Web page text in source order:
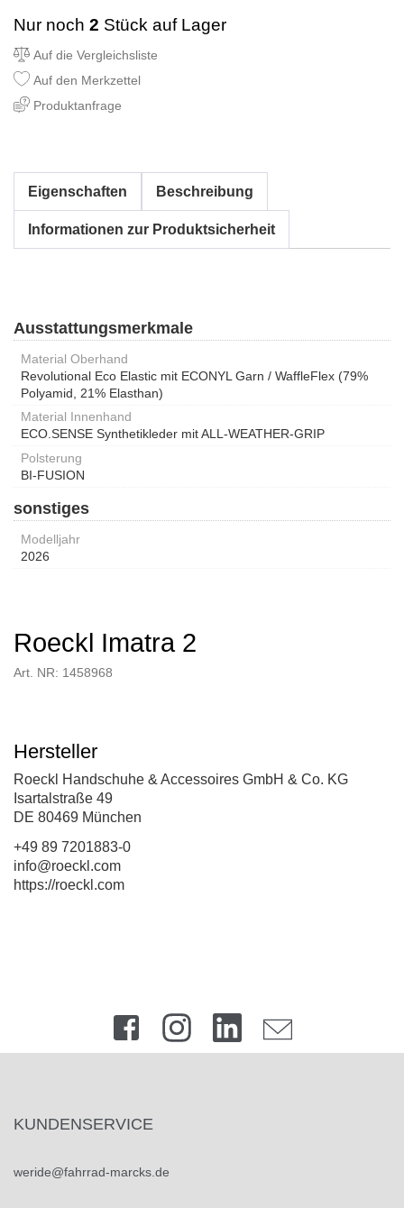
Nur noch 2 Stück auf Lager
Auf die Vergleichsliste
Auf den Merkzettel
Produktanfrage
Eigenschaften Beschreibung
Informationen zur Produktsicherheit
Ausstattungsmerkmale
Material Oberhand
Revolutional Eco Elastic mit ECONYL Garn / WaffleFlex (79%
Polyamid, 21% Elasthan)
Material Innenhand
ECO.SENSE Synthetikleder mit ALL-WEATHER-GRIP
Polsterung
BI-FUSION
sonstiges
Modelljahr
2026
Roeckl Imatra 2
Art. NR: 1458968
Hersteller
Roeckl Handschuhe & Accessoires GmbH & Co. KG
Isartalstraße 49
DE 80469 München
+49 89 7201883-0
info@roeckl.com
https://roeckl.com
KUNDENSERVICE
weride@fahrrad-marcks.de